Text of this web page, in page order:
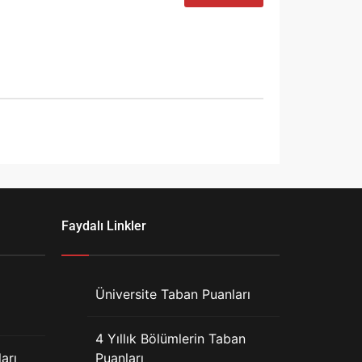
Faydalı Linkler
Üniversite Taban Puanları
4 Yıllık Bölümlerin Taban
Puanları